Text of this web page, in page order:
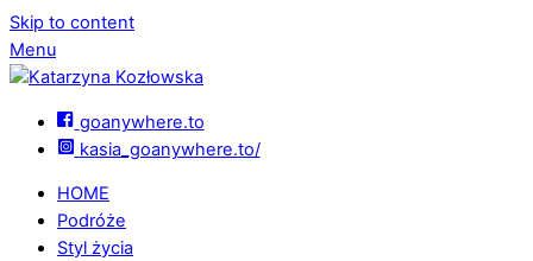
Skip to content
Menu
goanywhere.to
kasia_goanywhere.to/
HOME
Podróże
Styl życia